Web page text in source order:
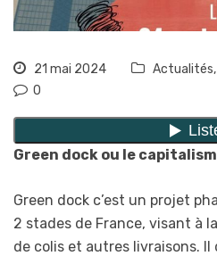
21 mai 2024 Actualités,
0
Green dock ou le
Green dock c’est un projet
2 stades de France, visant à
de colis et autres livraisons.